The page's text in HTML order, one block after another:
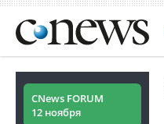
CNews FORUM
12 ноября